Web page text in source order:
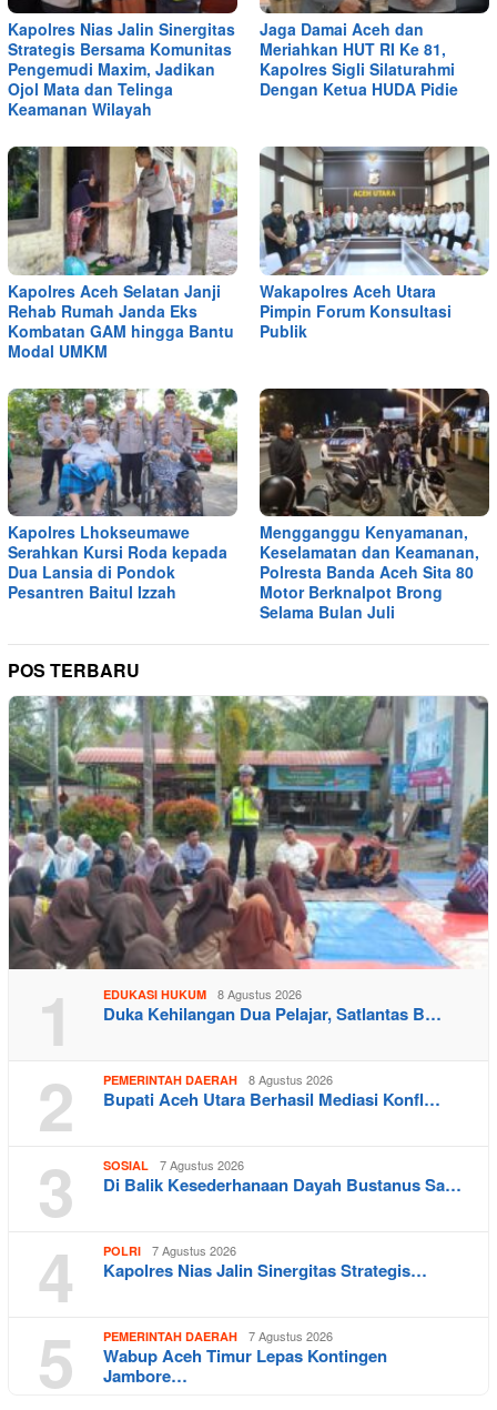
Kapolres Nias Jalin Sinergitas
Strategis Bersama Komunitas
Pengemudi Maxim, Jadikan
Ojol Mata dan Telinga
Keamanan Wilayah
Jaga Damai Aceh dan
Meriahkan HUT RI Ke 81,
Kapolres Sigli Silaturahmi
Dengan Ketua HUDA Pidie
Kapolres Aceh Selatan Janji
Rehab Rumah Janda Eks
Kombatan GAM hingga Bantu
Modal UMKM
Wakapolres Aceh Utara
Pimpin Forum Konsultasi
Publik
Kapolres Lhokseumawe
Serahkan Kursi Roda kepada
Dua Lansia di Pondok
Pesantren Baitul Izzah
Mengganggu Kenyamanan,
Keselamatan dan Keamanan,
Polresta Banda Aceh Sita 80
Motor Berknalpot Brong
Selama Bulan Juli
POS TERBARU
1 EDUKASI HUKUM 8 Agustus 2026
Duka Kehilangan Dua Pelajar, Satlantas B…
2 PEMERINTAH DAERAH 8 Agustus 2026
Bupati Aceh Utara Berhasil Mediasi Konfl…
3 SOSIAL 7 Agustus 2026
Di Balik Kesederhanaan Dayah Bustanus Sa…
4 POLRI 7 Agustus 2026
Kapolres Nias Jalin Sinergitas Strategis…
5 PEMERINTAH DAERAH 7 Agustus 2026
Wabup Aceh Timur Lepas Kontingen
Jambore…